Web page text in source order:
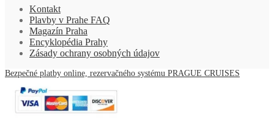
Kontakt
Plavby v Prahe FAQ
Magazín Praha
Encyklopédia Prahy
Zásady ochrany osobných údajov
Bezpečné platby online, rezervačného systému PRAGUE CRUISES